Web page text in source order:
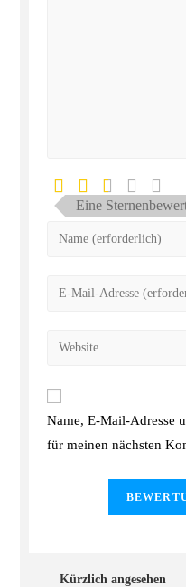
Eine
Name, E-Mail-Adresse
für meinen nächsten
Kürzlich angesehen